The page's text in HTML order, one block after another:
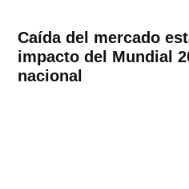
Caída del mercado
impacto del Mundial
nacional